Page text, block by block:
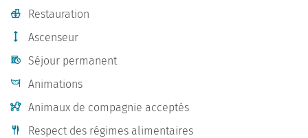
Restauration
Ascenseur
Séjour permanent
Animations
Animaux de compagnie acceptés
Respect des régimes alimentaires